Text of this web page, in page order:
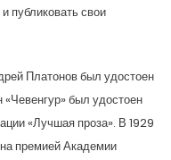
публиковать свои
Платонов был удостоен
«Чевенгур» был удостоен
«Лучшая проза». В 1929
премией Академии